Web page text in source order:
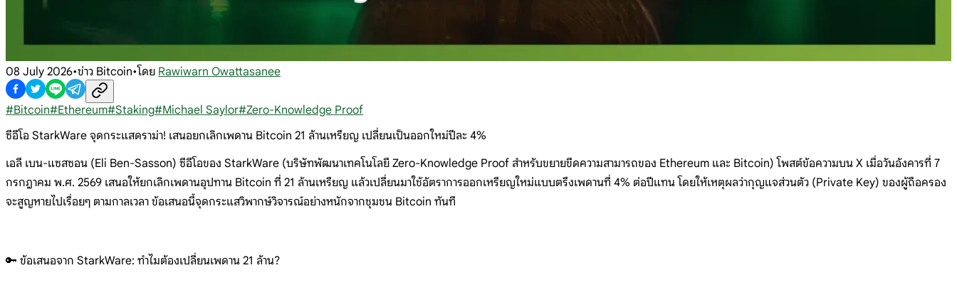
08 July 2026•ข่าว Bitcoin•โดย Rawiwarn Owattasanee
#Bitcoin#Ethereum#Staking#Michael Saylor#Zero-Knowledge Proof
ซีอีโอ StarkWare จุดกระแสดราม่า! เสนอยกเลิกเพดาน Bitcoin 21 ล้านเหรียญ เปลี่ยนเป็นออกใหม่ปีละ 4%
เอลี เบน-แซสซอน (Eli Ben-Sasson) ซีอีโอของ StarkWare (บริษัทพัฒนาเทคโนโลยี Zero-Knowledge Proof สำหรับขยายขีดความสามารถของ Ethereum และ Bitcoin) โพสต์ข้อความบน X เมื่อวันอังคารที่ 7
กรกฎาคม พ.ศ. 2569 เสนอให้ยกเลิกเพดานอุปทาน Bitcoin ที่ 21 ล้านเหรียญ แล้วเปลี่ยนมาใช้อัตราการออกเหรียญใหม่แบบตรึงเพดานที่ 4% ต่อปีแทน โดยให้เหตุผลว่ากุญแจส่วนตัว (Private Key) ของผู้ถือครอง
จะสูญหายไปเรื่อยๆ ตามกาลเวลา ข้อเสนอนี้จุดกระแสวิพากษ์วิจารณ์อย่างหนักจากชุมชน Bitcoin ทันที
🔑 ข้อเสนอจาก StarkWare: ทำไมต้องเปลี่ยนเพดาน 21 ล้าน?